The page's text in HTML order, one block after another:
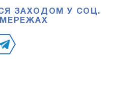
ЗАХОДОМ У СОЦ.
МЕРЕЖАХ